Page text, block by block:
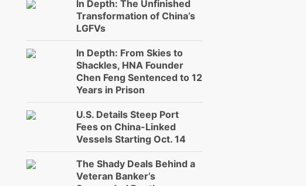
In Depth: The Unfinished
Transformation of China’s
LGFVs
In Depth: From Skies to
Shackles, HNA Founder
Chen Feng Sentenced to 12
Years in Prison
U.S. Details Steep Port
Fees on China-Linked
Vessels Starting Oct. 14
The Shady Deals Behind a
Veteran Banker’s